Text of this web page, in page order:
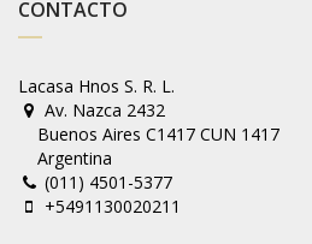
CONTACTO
Lacasa Hnos S. R. L.
Av. Nazca 2432
Buenos Aires C1417 CUN 1417
Argentina
(011) 4501-5377
+5491130020211